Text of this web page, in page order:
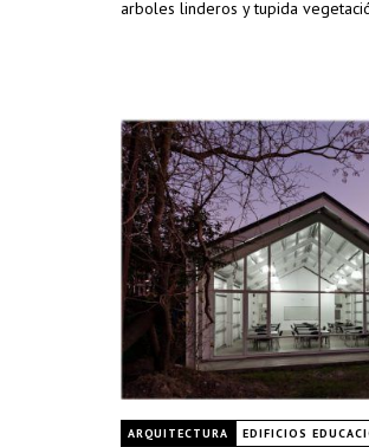
arboles linderos y tupida
ARQUITECTURA EDIFICIOS